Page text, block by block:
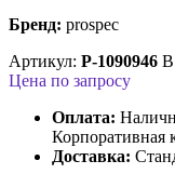
Бренд: prospec
Артикул: P-1090946 В
Цена по запросу
Оплата:
Корпоративная
Доставка: